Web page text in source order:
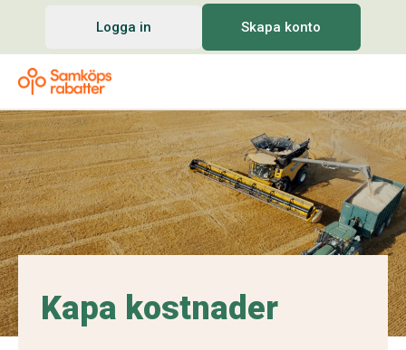
Logga in Skapa konto
Kapa kostnader